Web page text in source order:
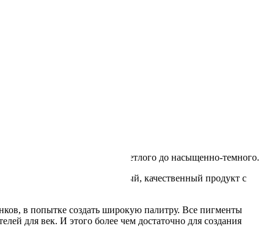
может варьироваться от светлого до насыщенно-темного.
собой лаконичный, качественный продукт с
в попытке создать широкую палитру. Все пигменты
для век. И этого более чем достаточно для создания